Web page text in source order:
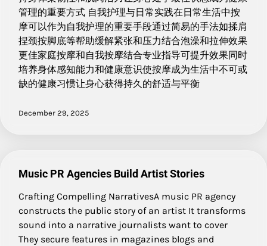
管理的重要方式 自我护理与日常实践在日常生活中按
摩可以作为自我护理的重要手段通过简易的手法如揉肩
捏颈按脚底等帮助缓解紧张和压力结合泡澡和拉伸效果
更佳家庭按摩和自我按摩结合专业指导可提升效果同时
培养身体感知能力和健康意识使按摩成为生活中不可或
缺的健康习惯让身心获得持久的舒适与平衡
December 29, 2025
Music PR Agencies Build Artist Stories
Crafting Compelling NarrativesA music PR agency
constructs the public story of an artist It transforms
sound into a narrative journalists want to cover
They secure features in magazines blogs and